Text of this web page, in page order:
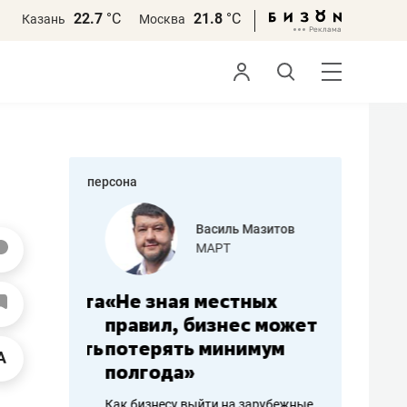
Казань 22.7 °С Москва 21.8 °С
персона
работа
Василь Мазитов
МАРТ
«Не зная местных
правил, бизнес может
потерять минимум
полгода»